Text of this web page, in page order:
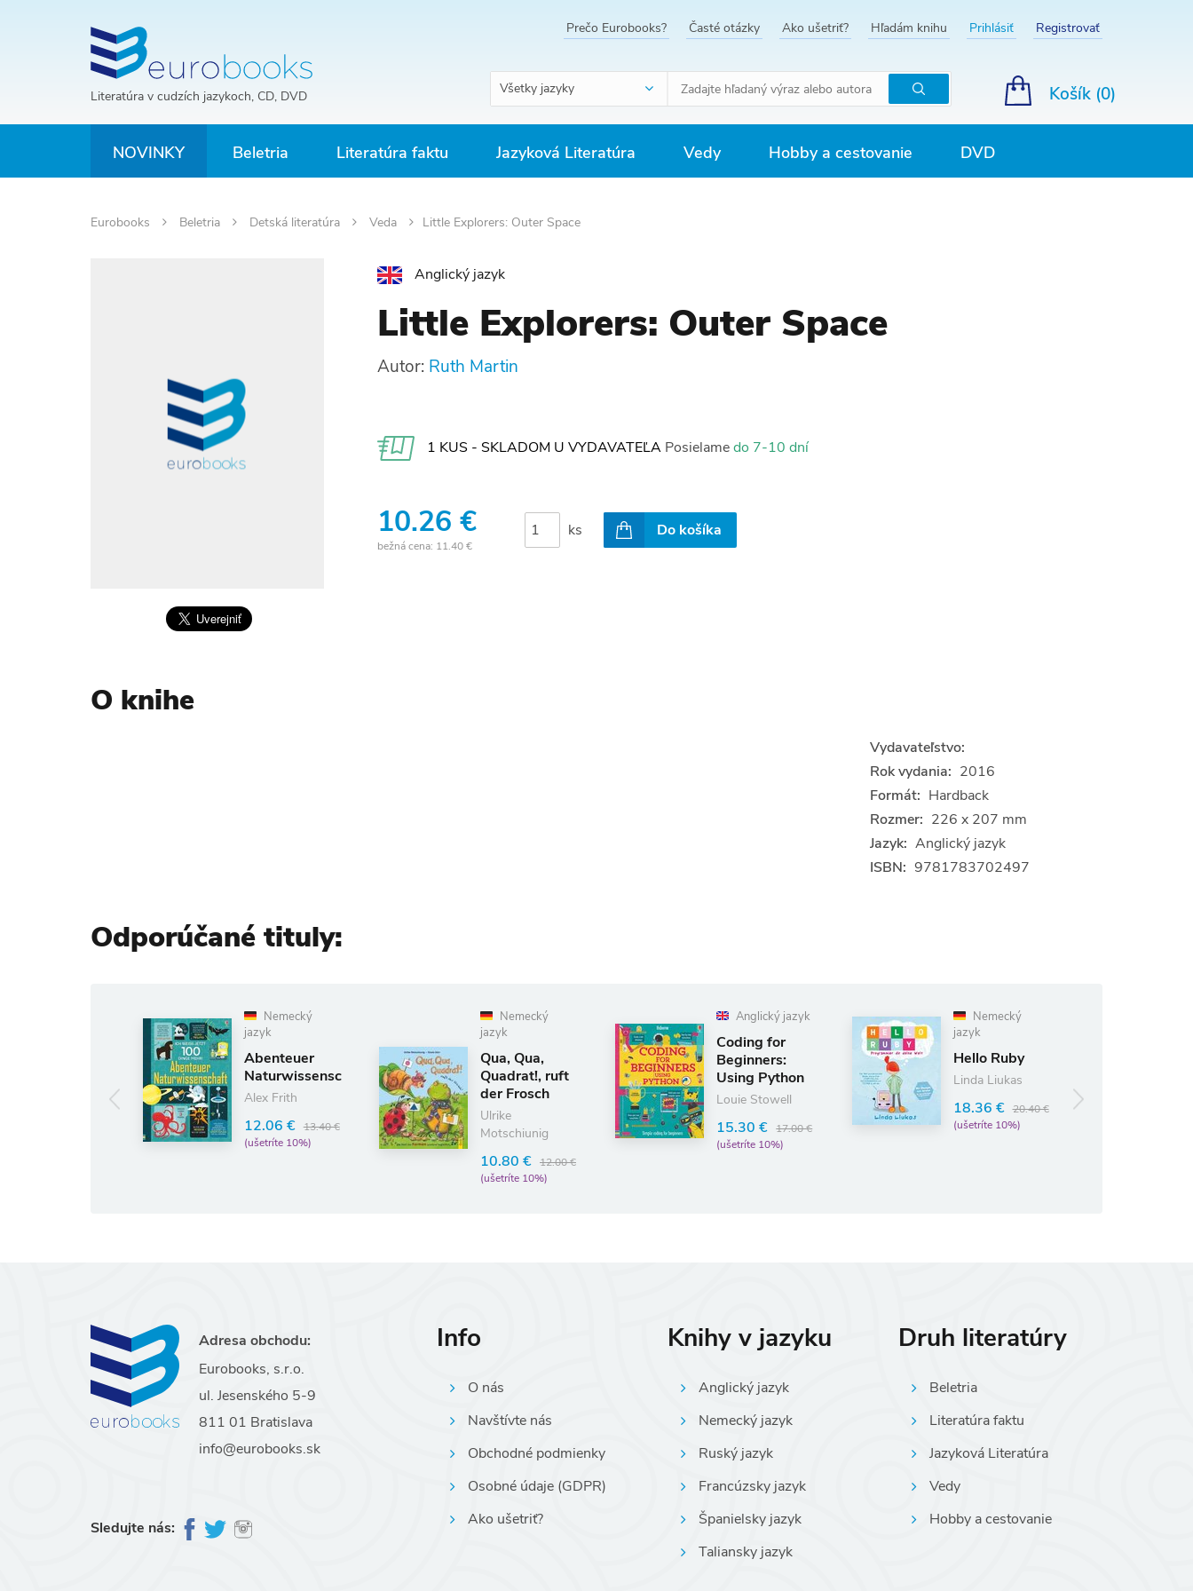
Literatúra v cudzích jazykoch, CD, DVD
Prečo Eurobooks? Časté otázky Ako ušetriť? Hľadám knihu Prihlásiť Registrovať
Všetky jazyky
Hľadať
Košík (0)
NOVINKY Beletria Literatúra faktu Jazyková Literatúra Vedy Hobby a cestovanie DVD
Eurobooks Beletria Detská literatúra Veda Little Explorers: Outer Space
Anglický jazyk
Little Explorers: Outer Space
Autor: Ruth Martin
1 KUS - SKLADOM U VYDAVATEĽA Posielamedo 7-10 dní
10.26 €
bežná cena: 11.40 €
ks Do košíka
O knihe
Vydavateľstvo:
Rok vydania: 2016
Formát: Hardback
Rozmer: 226 x 207 mm
Jazyk: Anglický jazyk
ISBN: 9781783702497
Odporúčané tituly:
Nemecký
jazyk
Abenteuer
Naturwissenschaft
Alex Frith
12.06 € 13.40 €
(ušetríte 10%)
Nemecký
jazyk
Qua, Qua,
Quadrat!, ruft
der Frosch
Ulrike
Motschiunig
10.80 € 12.00 €
(ušetríte 10%)
Anglický jazyk
Coding for
Beginners:
Using Python
Louie Stowell
15.30 € 17.00 €
(ušetríte 10%)
Nemecký
jazyk
Hello Ruby
Linda Liukas
18.36 € 20.40 €
(ušetríte 10%)
Adresa obchodu:
Eurobooks, s.r.o.
ul. Jesenského 5-9
811 01 Bratislava
info@eurobooks.sk
Sledujte nás:
Info
O nás
Navštívte nás
Obchodné podmienky
Osobné údaje (GDPR)
Ako ušetriť?
Knihy v jazyku
Anglický jazyk
Nemecký jazyk
Ruský jazyk
Francúzsky jazyk
Španielsky jazyk
Taliansky jazyk
Druh literatúry
Beletria
Literatúra faktu
Jazyková Literatúra
Vedy
Hobby a cestovanie